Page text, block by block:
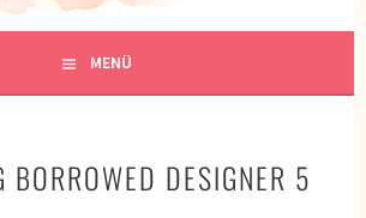
MENÜ
BORROWED DESIGNER 5